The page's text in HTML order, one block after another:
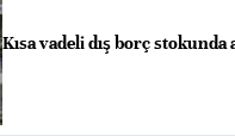
Kısa vadeli dış borç stokunda